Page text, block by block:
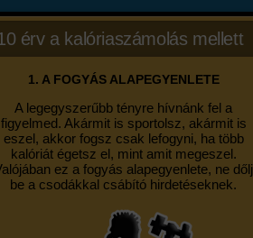
érv a kalóriaszámolás mellett
1. A FOGYÁS ALAPEGYENLETE
A legegyszerűbb tényre hívnánk fel a
figyelmed. Akármit is sportolsz, akármit is
eszel, akkor fogsz csak lefogyni, ha több
kalóriát égetsz el, mint amit megeszel.
ez a fogyás alapegyenlete, ne dőlj
be a csodákkal csábító hirdetéseknek.